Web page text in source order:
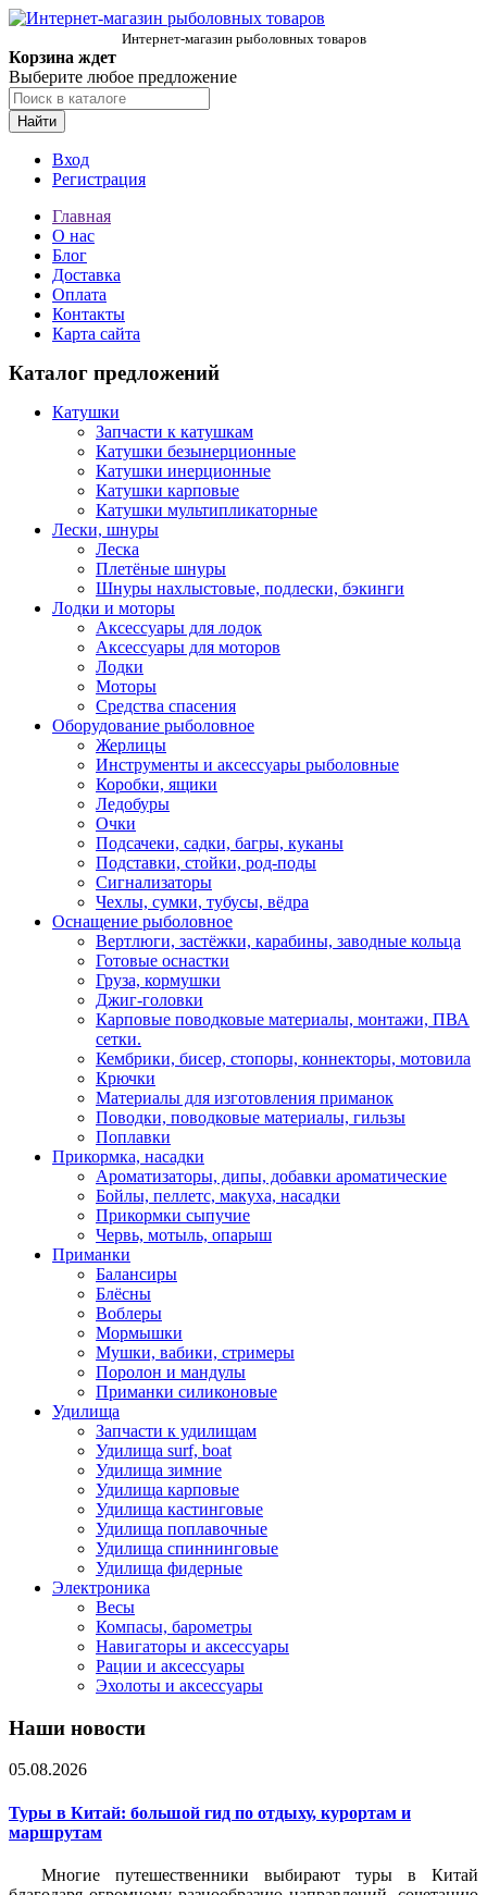
Интернет-магазин рыболовных товаров
Корзина ждет
Выберите любое предложение
Найти
Вход
Регистрация
Главная
О нас
Блог
Доставка
Оплата
Контакты
Карта сайта
Каталог предложений
Катушки
Запчасти к катушкам
Катушки безынерционные
Катушки инерционные
Катушки карповые
Катушки мультипликаторные
Лески, шнуры
Леска
Плетёные шнуры
Шнуры нахлыстовые, подлески, бэкинги
Лодки и моторы
Аксессуары для лодок
Аксессуары для моторов
Лодки
Моторы
Средства спасения
Оборудование рыболовное
Жерлицы
Инструменты и аксессуары рыболовные
Коробки, ящики
Ледобуры
Очки
Подсачеки, садки, багры, куканы
Подставки, стойки, род-поды
Сигнализаторы
Чехлы, сумки, тубусы, вёдра
Оснащение рыболовное
Вертлюги, застёжки, карабины, заводные кольца
Готовые оснастки
Груза, кормушки
Джиг-головки
Карповые поводковые материалы, монтажи, ПВА
сетки.
Кембрики, бисер, стопоры, коннекторы, мотовила
Крючки
Материалы для изготовления приманок
Поводки, поводковые материалы, гильзы
Поплавки
Прикормка, насадки
Ароматизаторы, дипы, добавки ароматические
Бойлы, пеллетс, макуха, насадки
Прикормки сыпучие
Червь, мотыль, опарыш
Приманки
Балансиры
Блёсны
Воблеры
Мормышки
Мушки, вабики, стримеры
Поролон и мандулы
Приманки силиконовые
Удилища
Запчасти к удилищам
Удилища surf, boat
Удилища зимние
Удилища карповые
Удилища кастинговые
Удилища поплавочные
Удилища спиннинговые
Удилища фидерные
Электроника
Весы
Компасы, барометры
Навигаторы и аксессуары
Рации и аксессуары
Эхолоты и аксессуары
Наши новости
05.08.2026
Туры в Китай: большой гид по отдыху, курортам и
маршрутам
Многие путешественники выбирают туры в Китай